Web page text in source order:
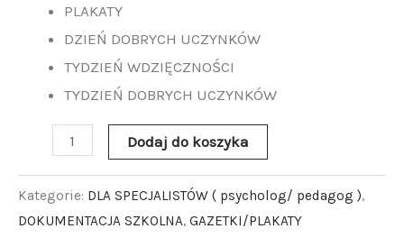
PLAKATY
DZIEŃ DOBRYCH UCZYNKÓW
TYDZIEŃ WDZIĘCZNOŚCI
TYDZIEŃ DOBRYCH UCZYNKÓW
Dodaj do koszyka
Kategorie: DLA SPECJALISTÓW ( psycholog/ pedagog ),
DOKUMENTACJA SZKOLNA, GAZETKI/PLAKATY